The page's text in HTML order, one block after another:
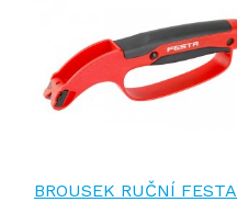
BROUSEK RUČNÍ FESTA